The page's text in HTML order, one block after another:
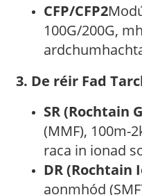
CFP/CFP2
100G/200G,
3. De réir Fad
SR (Rochtain
(MMF), 100m-
raca in ionad
DR (Rochtain
aonmhód